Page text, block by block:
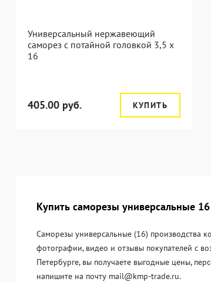
Универсальный нержавеющий
саморез с потайной головкой 3,5 x
16
405.00 руб. КУПИТЬ
Купить саморезы универсальные
Саморезы универсальные (16) производства
фотографии, видео и отзывы покупателей с
Петербурге, вы получаете выгодные цены,
напишите на почту mail@kmp-trade.ru.